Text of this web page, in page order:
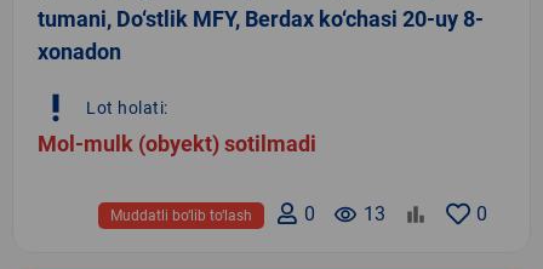
tumani, Do‘stlik MFY, Berdax ko‘chasi 20-uy 8-
xonadon
priority_high Lot holati:
Mol-mulk (obyekt) sotilmadi
0
remove_red_eye 13
0
Muddatli bo‘lib to‘lash